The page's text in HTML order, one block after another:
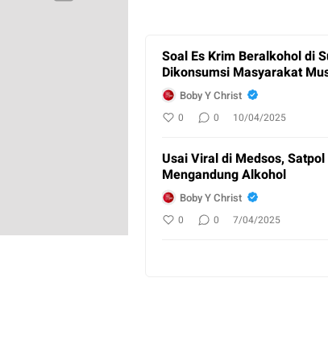
Soal Es Krim Beralkohol di
Dikonsumsi Masyarakat
Boby Y Christ
0 0 10/04/2025
Usai Viral di Medsos,
Mengandung Alkohol
Boby Y Christ
0 0 7/04/2025